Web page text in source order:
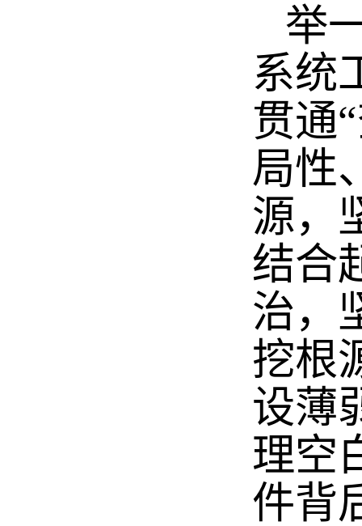
举
系统
贯通
局性
源，
结合
治，
挖根
设薄
理空
件背